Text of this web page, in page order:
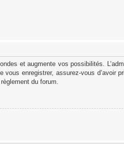
et augmente vos possibilités.
enregistrer, assurez-vous d’avoir
du forum.